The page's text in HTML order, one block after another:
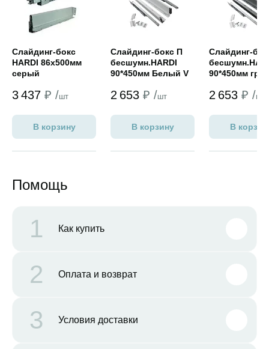
Слайдинг-бокс
HARDI 86х500мм
серый
3 437 ₽ /шт
В корзину
Слайдинг-бокс П
бесшумн.HARDI
90*450мм Белый V
2 653 ₽ /шт
В корзину
Слайдинг-
90*450мм
2 653 ₽ /шт
В
Помощь
1 Как купить
2 Оплата и возврат
3 Условия доставки